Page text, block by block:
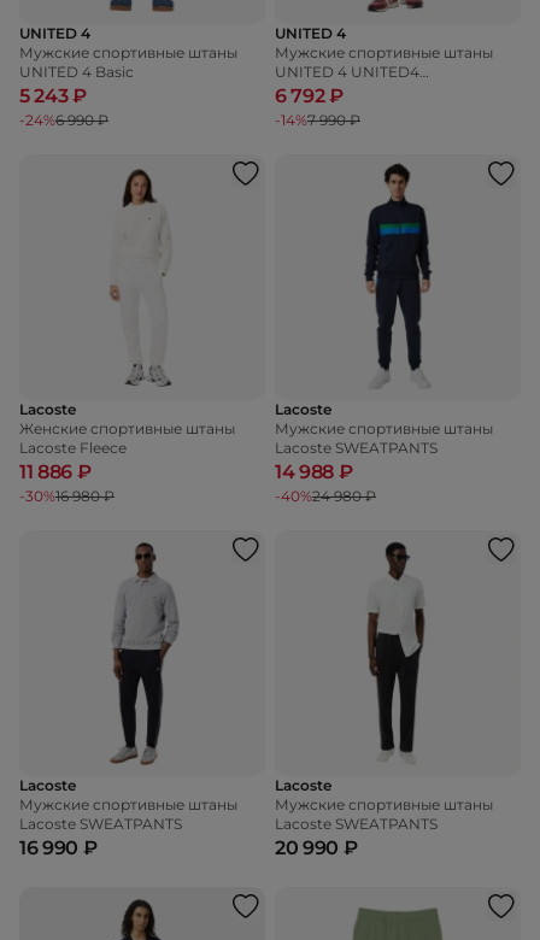
UNITED 4
Мужские спортивные штаны
UNITED 4 Basic
5 243 ₽
-24%6 990 ₽
UNITED 4
Мужские спортивные штаны
UNITED 4 UNITED4
TRACKSUIT TROUSERS
6 792 ₽
-14%7 990 ₽
Lacoste
Женские спортивные штаны
Lacoste Fleece
11 886 ₽
-30%16 980 ₽
Lacoste
Мужские спортивные штаны
Lacoste SWEATPANTS
14 988 ₽
-40%24 980 ₽
Lacoste
Мужские спортивные штаны
Lacoste SWEATPANTS
16 990 ₽
Lacoste
Мужские спортивные штаны
Lacoste SWEATPANTS
20 990 ₽